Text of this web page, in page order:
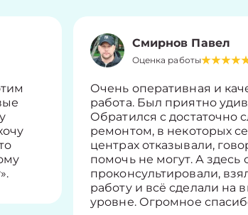
Смирнов Павел
Оценка работы
Очень оперативная и
работа. Был приятно
Обратился с достаточно
ремонтом, в некоторых
центрах отказывали,
помочь не могут. А здесь
проконсультировали,
работу и всё сделали на
уровне. Огромное